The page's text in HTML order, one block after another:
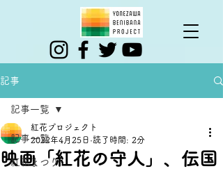
記事
記事一覧
紅花まつり
記事一覧
映画「紅花の守人」、伝国
紅花プロジェクト
2022年4月25日 読了時間: 2分